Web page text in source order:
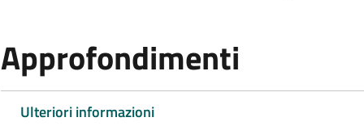
Approfondimenti
Ulteriori informazioni